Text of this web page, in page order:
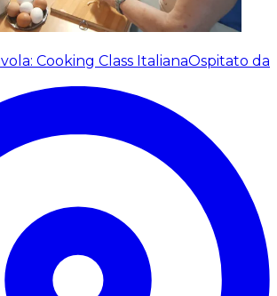
Cooking Class ItalianaOspitato da